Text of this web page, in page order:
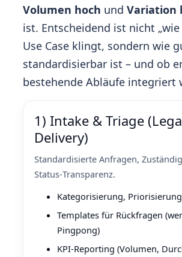
Volumen hoch und Variation
ist. Entscheidend ist nicht
Use Case klingt, sondern wie
standardisierbar ist – und ob
bestehende Abläufe integriert
1) Intake & Triage
Delivery)
Standardisierte Anfragen,
Status‑Transparenz.
Kategorisierung,
Templates für Rückfragen
Pingpong)
KPI‑Reporting (Volumen,